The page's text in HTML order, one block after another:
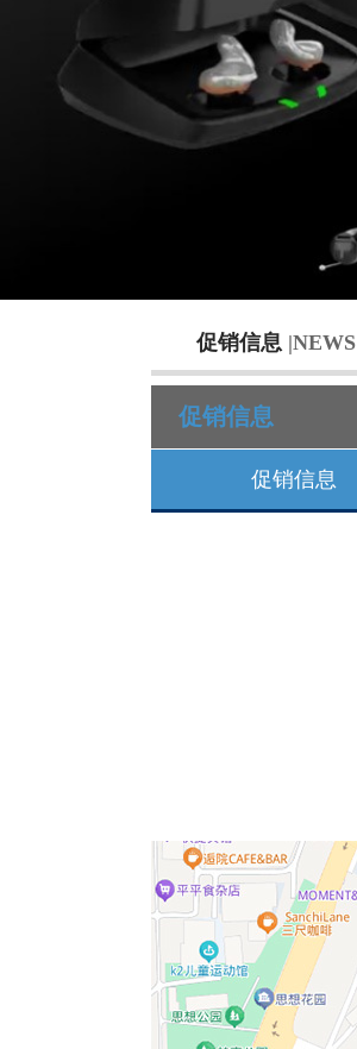
促销信息 |NEWS
促销信息
促销信息